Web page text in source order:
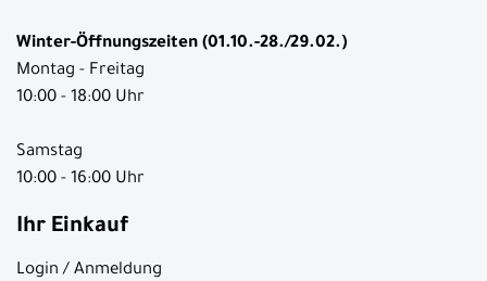
Winter-Öffnungszeiten (01.10.-28./29.02.)
Montag - Freitag
10:00 - 18:00 Uhr
Samstag
10:00 - 16:00 Uhr
Ihr Einkauf
Login / Anmeldung